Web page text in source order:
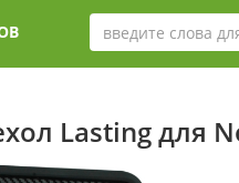
Lasting для